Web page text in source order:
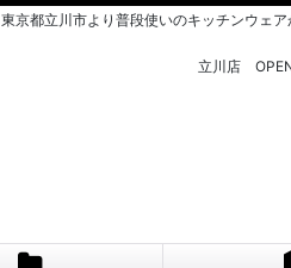
東京都立川市より普段使いのキッチンウェ
立川店